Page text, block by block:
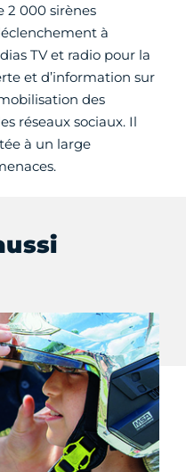
2 000 sirènes
à
TV et radio pour la
et d’information sur
des
réseaux sociaux. Il
à un large